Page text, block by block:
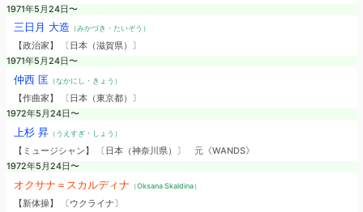
1971年5月24日〜
三日月 大造 （みかづき・たいぞう）
【政治家】 〔日本（滋賀県）〕
1971年5月24日〜
仲西 匡 （なかにし・きょう）
【作曲家】 〔日本（東京都）〕
1972年5月24日〜
上杉 昇（うえすぎ・しょう）
【ミュージシャン】 〔日本（神奈川県）〕 元《WANDS》
1972年5月24日〜
オクサナ＝スカルディナ （Oksana Skaldina）
【新体操】 〔ウクライナ〕